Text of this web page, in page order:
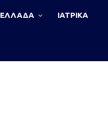
ΕΛΛΑΔΑ ΙΑΤΡΙΚΑ